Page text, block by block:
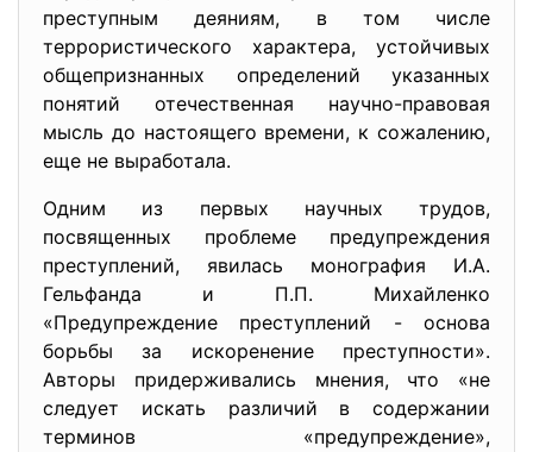
преступным деяниям, в том числе
террористического характера, устойчивых
общепризнанных определений указанных
понятий отечественная научно-правовая
мысль до настоящего времени, к сожалению,
еще не выработала.
Одним из первых научных трудов,
посвященных проблеме предупреждения
преступлений, явилась монография И.А.
Гельфанда и П.П. Михайленко
«Предупреждение преступлений - основа
борьбы за искоренение преступности».
Авторы придерживались мнения, что «не
следует искать различий в содержании
терминов «предупреждение»,